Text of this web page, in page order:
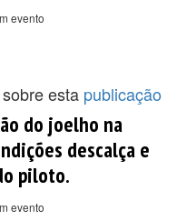
evento
esta publicação
do joelho na
descalça e
piloto.
evento